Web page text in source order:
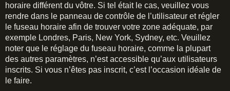
horaire différent du vôtre. Si tel était le cas, veuillez vous
rendre dans le panneau de contrôle de l’utilisateur et régler
le fuseau horaire afin de trouver votre zone adéquate, par
exemple Londres, Paris, New York, Sydney, etc. Veuillez
noter que le réglage du fuseau horaire, comme la plupart
des autres paramètres, n’est accessible qu’aux utilisateurs
inscrits. Si vous n’êtes pas inscrit, c’est l’occasion idéale de
le faire.